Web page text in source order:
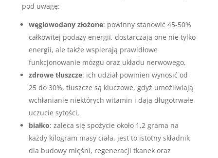
pod uwagę:
węglowodany złożone: powinny stanowić 45-50%
całkowitej podaży energii, dostarczają one nie tylko
energii, ale także wspierają prawidłowe
funkcjonowanie mózgu oraz układu nerwowego,
zdrowe tłuszcze: ich udział powinien wynosić od
25 do 30%, tłuszcze są kluczowe, gdyż umożliwiają
wchłanianie niektórych witamin i dają długotrwałe
uczucie sytości,
białko: zaleca się spożycie około 1,2 grama na
każdy kilogram masy ciała, jest to istotny składnik
dla budowy mięśni, regeneracji tkanek oraz